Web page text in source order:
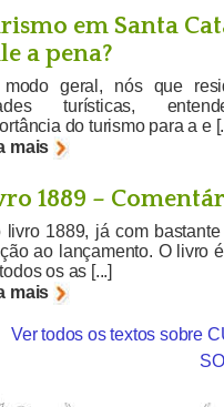
em Santa
a pena?
modo geral, nós que
turísticas,
do turismo para a e
mais
1889 –
livro 1889, já com
ao lançamento. O livro
os as [...]
mais
Ver todos os textos sobre